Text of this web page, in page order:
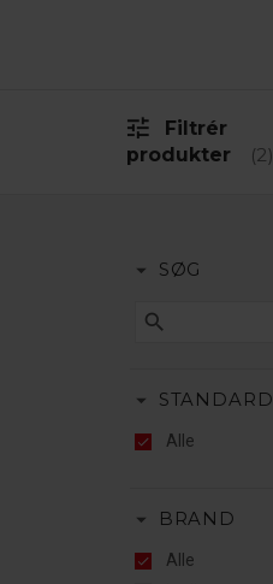
tune
Filtrér
produkter
2
arrow_drop_down SØG
search
arrow_drop_down STANDARD
Alle
arrow_drop_down BRAND
Alle